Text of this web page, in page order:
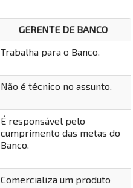
GERENTE DE BANCO
Trabalha para o Banco.
Não é técnico no assunto.
É responsável pelo
cumprimento das metas do
Banco.
Comercializa um produto